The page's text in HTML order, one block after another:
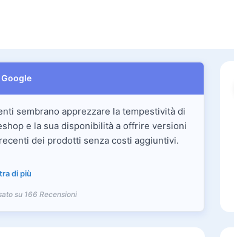
Google
sembrano apprezzare la tempestività di
e la sua disponibilità a offrire versioni
dei prodotti senza costi aggiuntivi.
di più
su 166 Recensioni